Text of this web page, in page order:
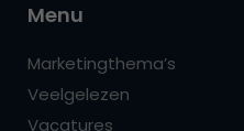
Menu
Marketingthema’s
Veelgelezen
Vacatures